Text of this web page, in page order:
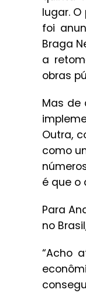
lugar.
foi
Braga
a
obras
Mas de
Outra,
como
é que o
Para
no
“Acho